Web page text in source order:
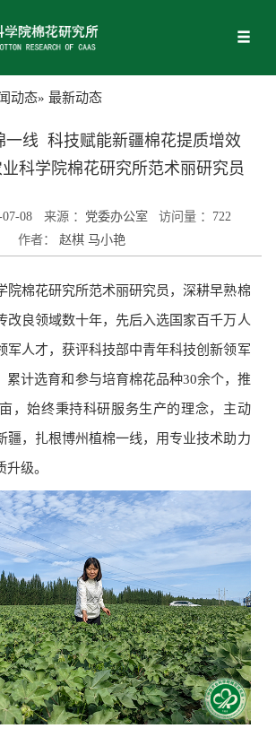
动态» 最新动态
一线 科技赋能新疆棉花提质增效
科学院棉花研究所范术丽研究员
07-08 来源 ： 党委办公室 访问量 ： 722
作者：
赵棋 马小艳
院棉花研究所范术丽研究员，深耕早熟棉
改良领域数十年，先后入选国家百千万人
军人才，获评科技部中青年科技创新领军
累计选育和参与培育棉花品种30余个，推
，始终秉持科研服务生产的理念，主动
疆，扎根博州植棉一线，用专业技术助力
级。